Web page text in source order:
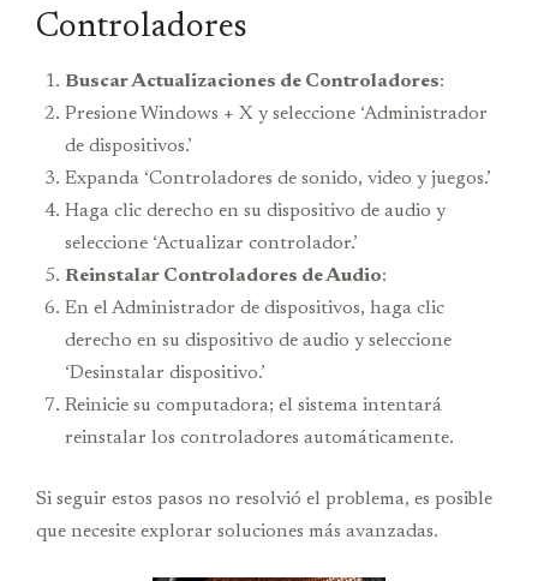
Controladores
Buscar Actualizaciones de Controladores:
Presione Windows + X y seleccione ‘Administrador
de dispositivos.’
Expanda ‘Controladores de sonido, video y juegos.’
Haga clic derecho en su dispositivo de audio y
seleccione ‘Actualizar controlador.’
Reinstalar Controladores de Audio:
En el Administrador de dispositivos, haga clic
derecho en su dispositivo de audio y seleccione
‘Desinstalar dispositivo.’
Reinicie su computadora; el sistema intentará
reinstalar los controladores automáticamente.
Si seguir estos pasos no resolvió el problema, es posible
que necesite explorar soluciones más avanzadas.